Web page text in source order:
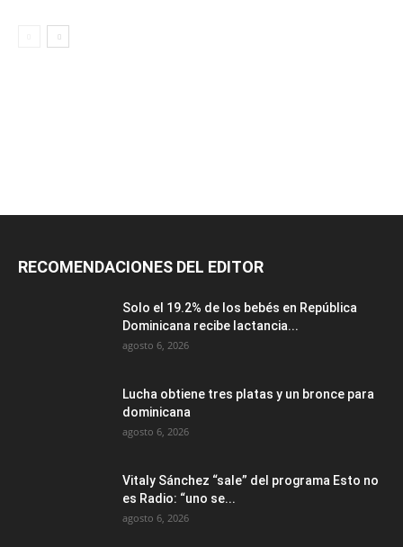
RECOMENDACIONES DEL EDITOR
Solo el 19.2% de los bebés en República
Dominicana recibe lactancia...
agosto 6, 2026
Lucha obtiene tres platas y un bronce para
dominicana
agosto 6, 2026
Vitaly Sánchez “sale” del programa Esto no
es Radio: “uno se...
agosto 6, 2026